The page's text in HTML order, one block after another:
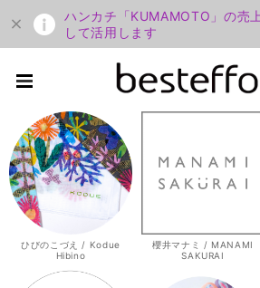
ハンカチ「KUMAMOTO」の売
して活用します
ひびのこづえ / Kodue
Hibino
櫻井マナミ / MANAMI
SAKURAI